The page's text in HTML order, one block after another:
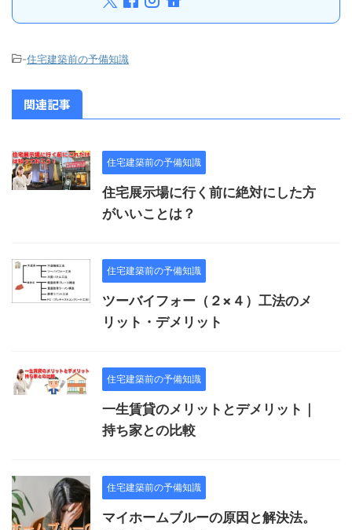
-住宅建築前の予備知識
関連記事
住宅建築前の予備知識
住宅展示場に行く前に絶対にした方
がいいことは？
住宅建築前の予備知識
ツーバイフォー（２×４）工法のメ
リット・デメリット
住宅建築前の予備知識
一生賃貸のメリットとデメリット｜
持ち家との比較
住宅建築前の予備知識
マイホームブルーの原因と解決法。